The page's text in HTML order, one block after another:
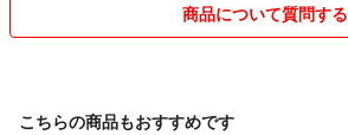
商品について質問する
こちらの商品もおすすめです